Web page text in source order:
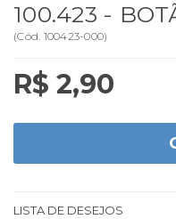
100.423 -
(Cód. 100423-000)
R$ 2,90
LISTA DE DESEJOS